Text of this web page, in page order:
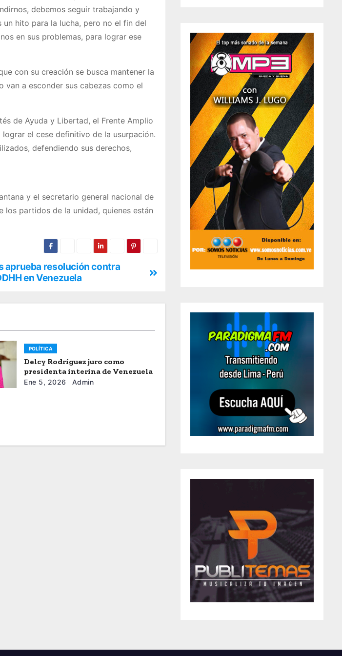
debemos seguir trabajando y
hito para la lucha, pero no el fin del
en sus problemas, para lograr ese
con su creación se busca mantener la
van a esconder sus cabezas como el
de Ayuda y Libertad, el Frente Amplio
el cese definitivo de la usurpación.
defendiendo sus derechos,
y el secretario general nacional de
los partidos de la unidad, quienes están
aprueba resolución contra
en Venezuela
POLÍTICA
Delcy Rodríguez juro como
presidenta interina de Venezuela
Ene 5, 2026 Admin